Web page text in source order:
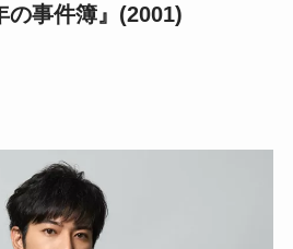
の事件簿』(2001)